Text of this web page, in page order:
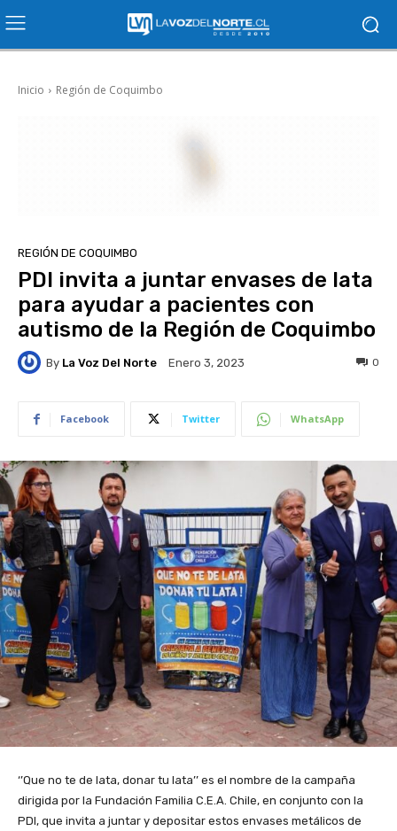
Inicio Región de Coquimbo
REGIÓN DE COQUIMBO
PDI invita a juntar envases de lata
para ayudar a pacientes con
autismo de la Región de Coquimbo
By La Voz Del Norte Enero 3, 2023 0
Facebook Twitter WhatsApp
‘’Que no te de lata, donar tu lata’’ es el nombre de la campaña
dirigida por la Fundación Familia C.E.A. Chile, en conjunto con la
PDI, que invita a juntar y depositar estos envases metálicos de